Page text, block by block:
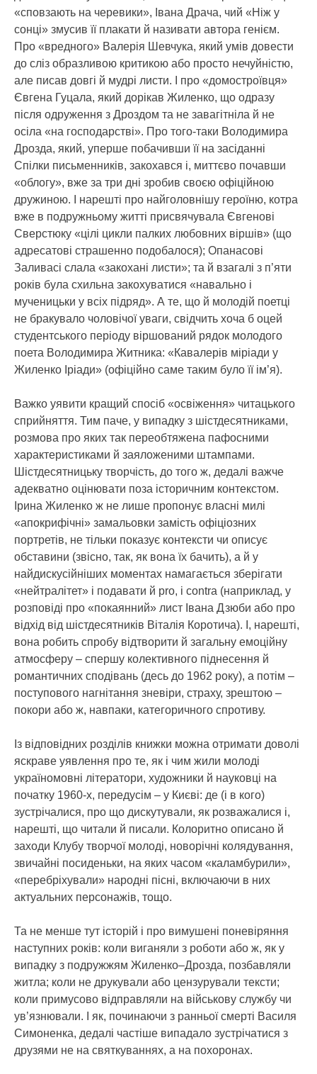
«сповзають на черевики», Івана Драча, чий «Ніж у
сонці» змусив її плакати й називати автора генієм.
Про «вредного» Валерія Шевчука, який умів довести
до сліз образливою критикою або просто нечуйністю,
але писав довгі й мудрі листи. І про «домостроївця»
Євгена Гуцала, який дорікав Жиленко, що одразу
після одруження з Дроздом та не завагітніла й не
осіла «на господарстві». Про того-таки Володимира
Дрозда, який, уперше побачивши її на засіданні
Спілки письменників, закохався і, миттєво почавши
«облогу», вже за три дні зробив своєю офіційною
дружиною. І нарешті про найголовнішу героїню, котра
вже в подружньому житті присвячувала Євгенові
Сверстюку «цілі цикли палких любовних віршів» (що
адресатові страшенно подобалося); Опанасові
Заливасі слала «закохані листи»; та й взагалі з п’яти
років була схильна закохуватися «навально і
мученицьки у всіх підряд». А те, що й молодій поетці
не бракувало чоловічої уваги, свідчить хоча б оцей
студентського періоду віршований рядок молодого
поета Володимира Житника: «Кавалерів міріади у
Жиленко Іріади» (офіційно саме таким було її ім’я).
Важко уявити кращий спосіб «освіження» читацького
сприйняття. Тим паче, у випадку з шістдесятниками,
розмова про яких так переобтяжена пафосними
характеристиками й заяложеними штампами.
Шістдесятницьку творчість, до того ж, дедалі важче
адекватно оцінювати поза історичним контекстом.
Ірина Жиленко ж не лише пропонує власні милі
«апокрифічні» замальовки замість офіціозних
портретів, не тільки показує контексти чи описує
обставини (звісно, так, як вона їх бачить), а й у
найдискусійніших моментах намагається зберігати
«нейтралітет» і подавати й pro, i contra (наприклад, у
розповіді про «покаянний» лист Івана Дзюби або про
відхід від шістдесятників Віталія Коротича). І, нарешті,
вона робить спробу відтворити й загальну емоційну
атмосферу – спершу колективного піднесення й
романтичних сподівань (десь до 1962 року), а потім –
поступового нагнітання зневіри, страху, зрештою –
покори або ж, навпаки, категоричного спротиву.
Із відповідних розділів книжки можна отримати доволі
яскраве уявлення про те, як і чим жили молоді
україномовні літератори, художники й науковці на
початку 1960-х, передусім – у Києві: де (і в кого)
зустрічалися, про що дискутували, як розважалися і,
нарешті, що читали й писали. Колоритно описано й
заходи Клубу творчої молоді, новорічні колядування,
звичайні посиденьки, на яких часом «каламбурили»,
«перебріхували» народні пісні, включаючи в них
актуальних персонажів, тощо.
Та не менше тут історій і про вимушені поневіряння
наступних років: коли виганяли з роботи або ж, як у
випадку з подружжям Жиленко–Дрозда, позбавляли
житла; коли не друкували або цензурували тексти;
коли примусово відправляли на військову службу чи
ув’язнювали. І як, починаючи з ранньої смерті Василя
Симоненка, дедалі частіше випадало зустрічатися з
друзями не на святкуваннях, а на похоронах.